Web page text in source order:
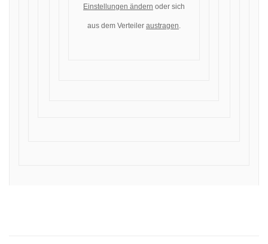
Einstellungen ändern oder sich
aus dem Verteiler austragen.